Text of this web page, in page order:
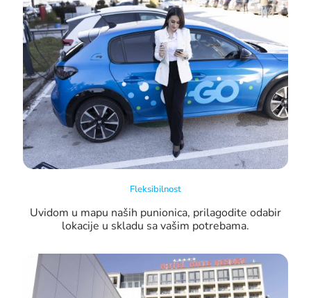
Fleksibilnost
Uvidom u mapu naših punionica, prilagodite odabir
lokacije u skladu sa vašim potrebama.